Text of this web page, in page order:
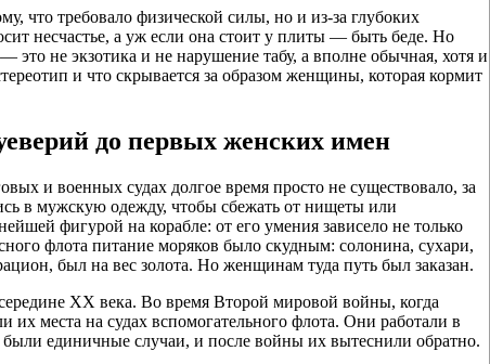
что требовало физической силы, но и из-за глубоких
несчастье, а уж если она стоит у плиты — быть беде. Но
не экзотика и не нарушение табу, а вполне обычная, хотя и
и что скрывается за образом женщины, которая кормит
до первых женских имен
и военных судах долгое время просто не существовало, за
в мужскую одежду, чтобы сбежать от нищеты или
фигурой на корабле: от его умения зависело не только
флота питание моряков было скудным: солонина, сухари,
был на вес золота. Но женщинам туда путь был заказан.
XX века. Во время Второй мировой войны, когда
места на судах вспомогательного флота. Они работали в
единичные случаи, и после войны их вытеснили обратно.